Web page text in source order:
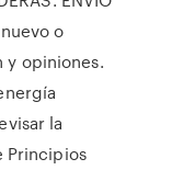
o
y opiniones.
la
Principios